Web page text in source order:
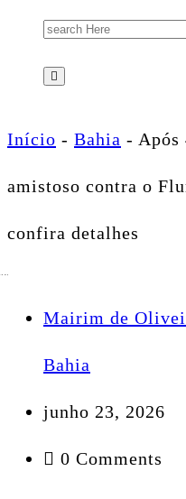
Search
for:
Início - Bahia - Após
amistoso contra o
confira detalhes
Mairim de
Bahia
junho 23, 2026
0 Comments